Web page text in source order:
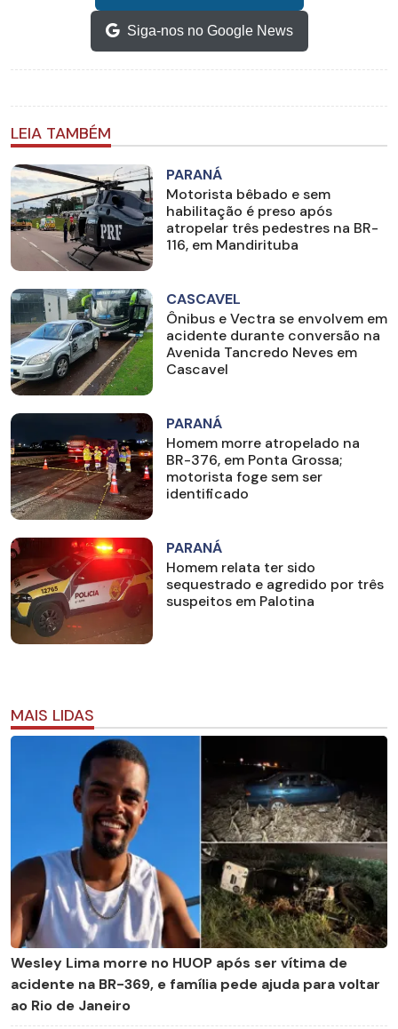
Siga-nos no Google News
LEIA TAMBÉM
PARANÁ
Motorista bêbado e sem
habilitação é preso após
atropelar três pedestres na BR-
116, em Mandirituba
CASCAVEL
Ônibus e Vectra se envolvem em
acidente durante conversão na
Avenida Tancredo Neves em
Cascavel
PARANÁ
Homem morre atropelado na
BR-376, em Ponta Grossa;
motorista foge sem ser
identificado
PARANÁ
Homem relata ter sido
sequestrado e agredido por três
suspeitos em Palotina
MAIS LIDAS
Wesley Lima morre no HUOP após ser vítima de
acidente na BR-369, e família pede ajuda para voltar
ao Rio de Janeiro